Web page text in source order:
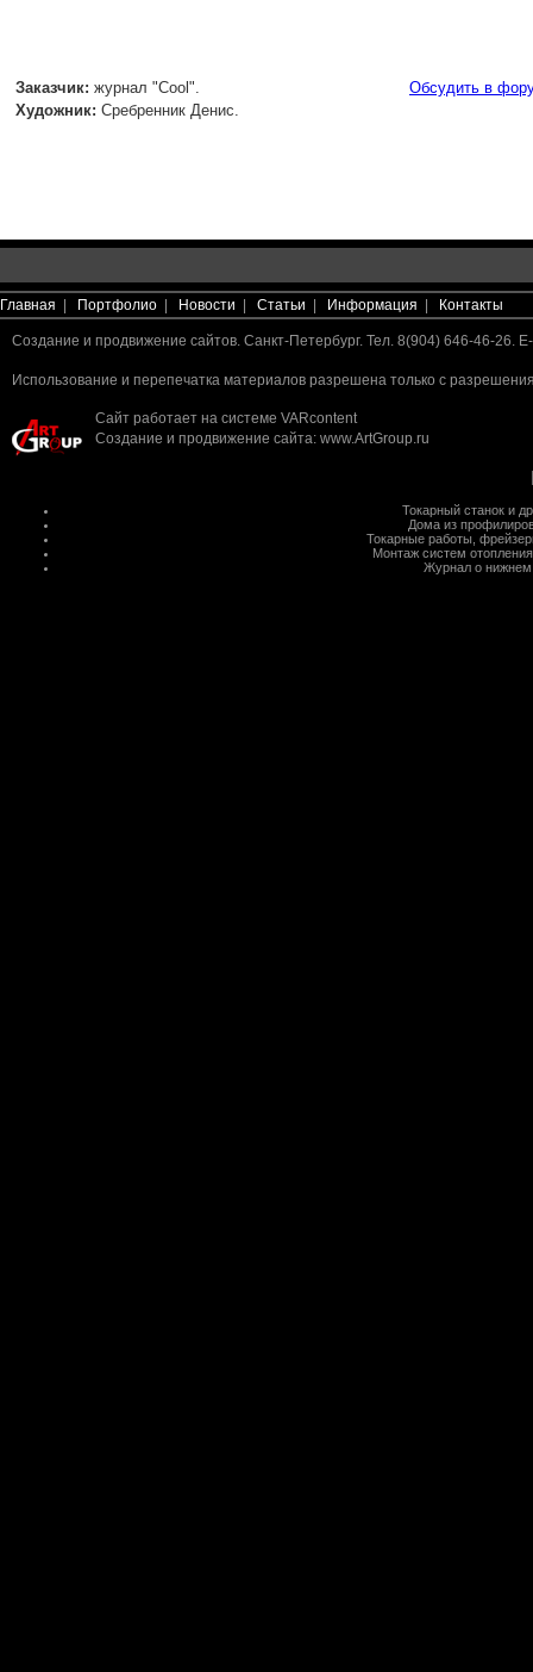
Заказчик: журнал "Cool".
Художник: Сребренник Денис.
Обсудить в
Главная Портфолио Новости Статьи Информация Контакты
Создание и продвижение сайтов. Санкт-Петербург. Тел. 8(904) 646-46-26.
Использование и перепечатка материалов разрешена только с
Сайт работает на системе VARcontent
Создание и продвижение сайта: www.ArtGroup.ru
Токарный станок и
Дома из
Токарные работы
Монтаж систем отопления
Журнал о нижнем